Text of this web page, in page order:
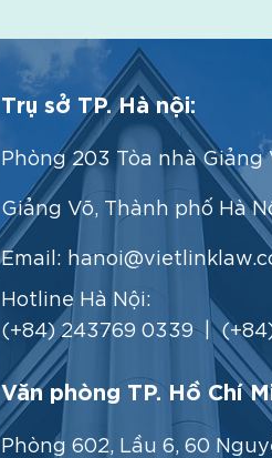
Trụ sở TP. Hà nội:
Phòng 203 Tòa nhà Giảng
Giảng Võ, Thành phố Hà
Email:
Hotline Hà Nội:
(+84) 243769 0339 |
Văn phòng TP. Hồ Chí
Phòng 602, Lầu 6, 60